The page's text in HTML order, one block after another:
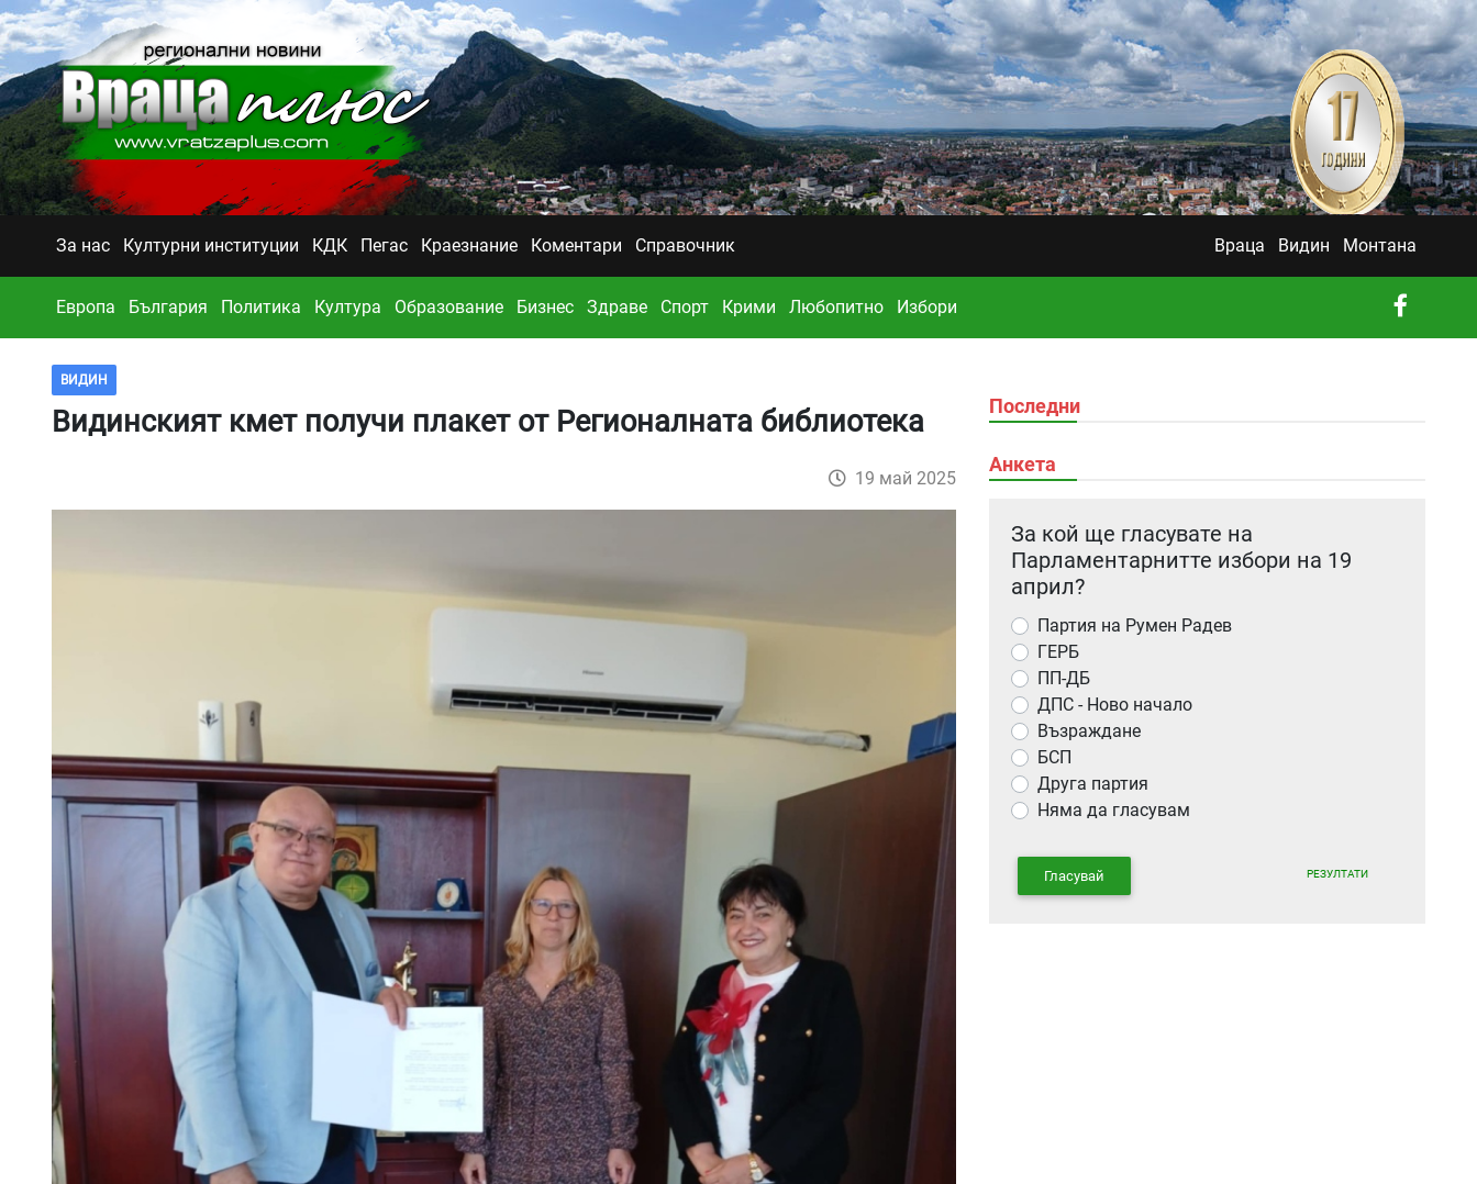
За нас Културни институции КДК Пегас Краезнание Коментари Справочник Враца Видин Монтана
Европа България Политика Култура Образование Бизнес Здраве Спорт Крими Любопитно Избори
ВИДИН
Видинският кмет получи плакет от Регионалната библиотека
19 май 2025
Последни
Анкета
За кой ще гласувате на
Парламентарнитте избори на 19
април?
Партия на Румен Радев
ГЕРБ
ПП-ДБ
ДПС - Ново начало
Възраждане
БСП
Друга партия
Няма да гласувам
Гласувай РЕЗУЛТАТИ